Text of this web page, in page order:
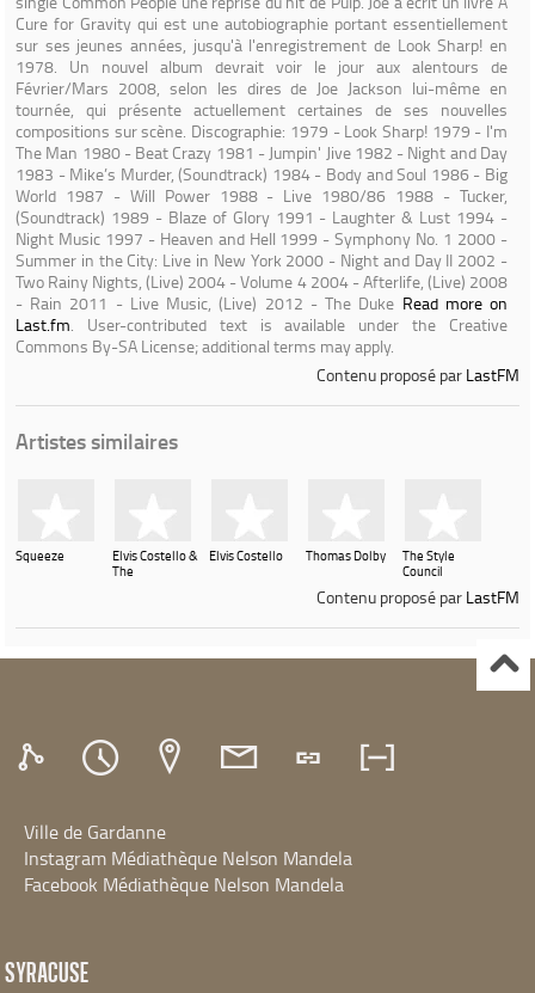
Cure for Gravity qui est une autobiographie portant essentiellement
sur ses jeunes années, jusqu'à l'enregistrement de Look Sharp! en
1978. Un nouvel album devrait voir le jour aux alentours de
Février/Mars 2008, selon les dires de Joe Jackson lui-même en
tournée, qui présente actuellement certaines de ses nouvelles
compositions sur scène. Discographie: 1979 - Look Sharp! 1979 - I'm
The Man 1980 - Beat Crazy 1981 - Jumpin' Jive 1982 - Night and Day
1983 - Mike’s Murder, (Soundtrack) 1984 - Body and Soul 1986 - Big
World 1987 - Will Power 1988 - Live 1980/86 1988 - Tucker,
(Soundtrack) 1989 - Blaze of Glory 1991 - Laughter & Lust 1994 -
Night Music 1997 - Heaven and Hell 1999 - Symphony No. 1 2000 -
Summer in the City: Live in New York 2000 - Night and Day II 2002 -
Two Rainy Nights, (Live) 2004 - Volume 4 2004 - Afterlife, (Live) 2008
- Rain 2011 - Live Music, (Live) 2012 - The Duke Read more on
Last.fm. User-contributed text is available under the Creative
Commons By-SA License; additional terms may apply.
Contenu proposé par LastFM
Artistes similaires
Squeeze
Elvis Costello &
The
Elvis Costello Thomas Dolby
The Style
Council
Contenu proposé par LastFM
Ville de Gardanne
Instagram Médiathèque Nelson Mandela
Facebook Médiathèque Nelson Mandela
SYRACUSE